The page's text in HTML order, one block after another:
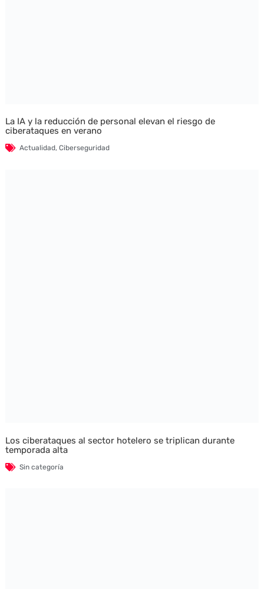
La IA y la reducción de personal elevan el riesgo de
ciberataques en verano
Actualidad, Ciberseguridad
Los ciberataques al sector hotelero se triplican durante
temporada alta
Sin categoría